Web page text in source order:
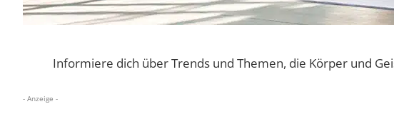
Informiere dich über Trends und Themen, die Körper und
- Anzeige -